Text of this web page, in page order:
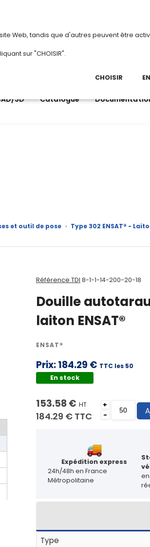
Du 3 au 28 août 2026,
3D Catalogue
et outil de pose › Type 302 ENSAT® -
Référence TDI 8-1-1-14-200-20-18
Douille
laiton ENSAT®
ENSAT®
Prix:184.29 € TTC les 50
En stock
153.58 € HT
184.29 € TTC
+
-
Expédition express
24h/48h en France
Métropolitaine
Type
Web, tandis que d'autres peuvent être
sur "CHOISIR".
CHOISIR